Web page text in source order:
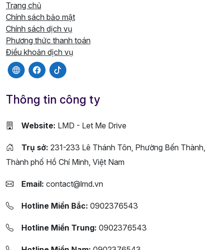
Trang chủ
Chính sách bảo mật
Chính sách dịch vụ
Phương thức thanh toán
Điều khoản dịch vụ
Thông tin công ty
Website: LMD - Let Me Drive
Trụ sở: 231-233 Lê Thánh Tôn, Phường Bến Thành,
Thành phố Hồ Chí Minh, Việt Nam
Email: contact@lmd.vn
Hotline Miền Bắc: 0902376543
Hotline Miền Trung: 0902376543